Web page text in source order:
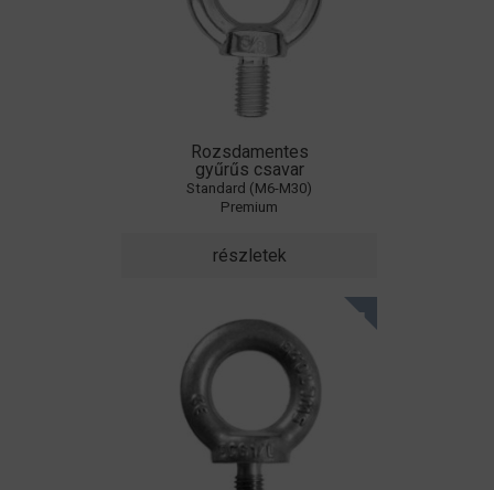
Rozsdamentes
gyűrűs csavar
Standard (M6-M30)
Premium
részletek